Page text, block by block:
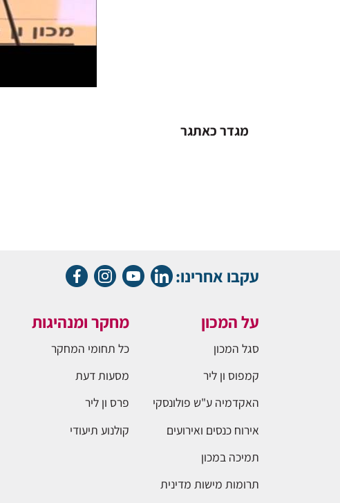
מגדר כאתגר
עקבו אחרינו:
על המכון
סגל המכון
קמפוס ון ליר
האקדמיה ע"ש פולונסקי
אירוח כנסים ואירועים
תמיכה במכון
תרומות מישות מדינית
מחקר ומנהיגות
כל תחומי המחקר
מסעות דעת
פרס ון ליר
קולנוע תיעודי